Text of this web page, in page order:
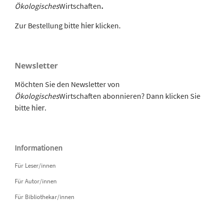
ÖkologischesWirtschaften.
Zur Bestellung bitte hier klicken.
Newsletter
Möchten Sie den Newsletter von
ÖkologischesWirtschaften abonnieren? Dann klicken Sie
bitte hier.
Informationen
Für Leser/innen
Für Autor/innen
Für Bibliothekar/innen